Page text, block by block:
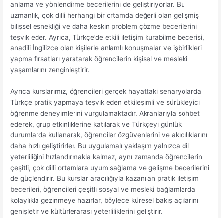
anlama ve yönlendirme becerilerini de geliştiriyorlar. Bu
uzmanlık, çok dilli herhangi bir ortamda değerli olan gelişmiş
bilişsel esnekliği ve daha keskin problem çözme becerilerini
teşvik eder. Ayrıca, Türkçe’de etkili iletişim kurabilme becerisi,
anadili İngilizce olan kişilerle anlamlı konuşmalar ve işbirlikleri
yapma fırsatları yaratarak öğrencilerin kişisel ve mesleki
yaşamlarını zenginleştirir.
Ayrıca kurslarımız, öğrencileri gerçek hayattaki senaryolarda
Türkçe pratik yapmaya teşvik eden etkileşimli ve sürükleyici
öğrenme deneyimlerini vurgulamaktadır. Akranlarıyla sohbet
ederek, grup etkinliklerine katılarak ve Türkçeyi günlük
durumlarda kullanarak, öğrenciler özgüvenlerini ve akıcılıklarını
daha hızlı geliştirirler. Bu uygulamalı yaklaşım yalnızca dil
yeterliliğini hızlandırmakla kalmaz, aynı zamanda öğrencilerin
çeşitli, çok dilli ortamlara uyum sağlama ve gelişme becerilerini
de güçlendirir. Bu kurslar aracılığıyla kazanılan pratik iletişim
becerileri, öğrencileri çeşitli sosyal ve mesleki bağlamlarda
kolaylıkla gezinmeye hazırlar, böylece küresel bakış açılarını
genişletir ve kültürlerarası yeterliliklerini geliştirir.